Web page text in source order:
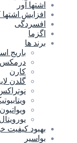
اشتها آور
افزایش
افسردگی
اگزما
برند ها
باریج
درمکس
کارن
گلدن
ویواتیون
یورویتال
بهبود کیفیت
بواسیر